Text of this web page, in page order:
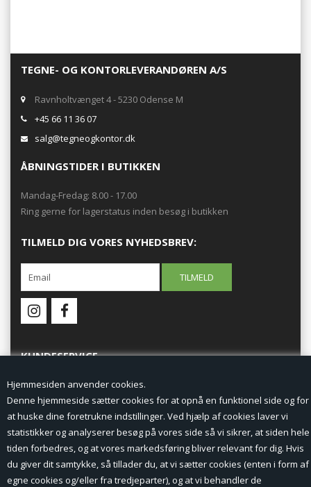
Hjemmesiden anvender cookies.
Denne hjemmeside sætter cookies for at opnå en funktionel side og for
at huske dine foretrukne indstillinger. Ved hjælp af cookies laver vi
statistikker og analyserer besøg på vores side så vi sikrer, at siden hele
tiden forbedres, og at vores markedsføring bliver relevant for dig. Hvis
du giver dit samtykke, så tillader du, at vi sætter cookies (enten i form af
egne cookies og/eller fra tredjeparter), og at vi behandler de
TEGNE- OG KONTORLEVERANDØREN A/S
Ravnholtvænget 4 - 5230 Odense M
+45 66 11 36 07
salg@tegneogkontor.dk
ÅBNINGSTIDER I BUTIKKEN
Mandag-Fredag: 8.00 - 17.00
Ring gerne for lagerstatus inden besøg i butikken
TILMELD DIG VORES NYHEDSBREV:
KUNDESERVICE
Forside
Min Konto
Nyheder
Vilkår og betingelser